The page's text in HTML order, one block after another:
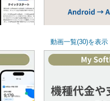
Android →
動画一覧(30)を表示
機種代金